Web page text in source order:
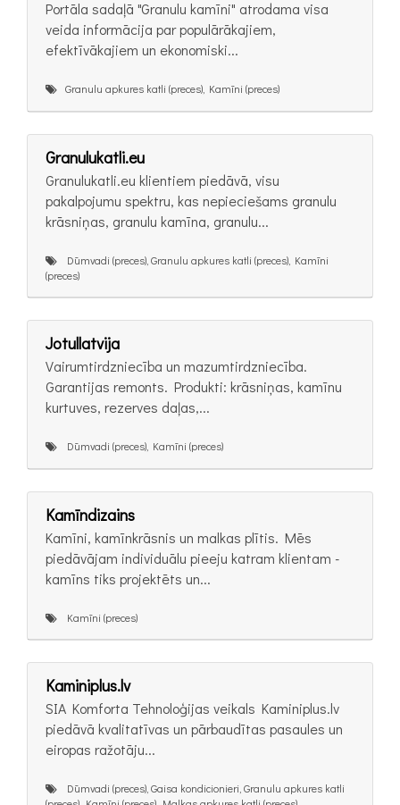
Portāla sadaļā "Granulu kamīni" atrodama visa
veida informācija par populārākajiem,
efektīvākajiem un ekonomiski...
Granulu apkures katli (preces), Kamīni (preces)
Granulukatli.eu
Granulukatli.eu klientiem piedāvā, visu
pakalpojumu spektru, kas nepieciešams granulu
krāsniņas, granulu kamīna, granulu...
Dūmvadi (preces), Granulu apkures katli (preces), Kamīni
(preces)
Jotullatvija
Vairumtirdzniecība un mazumtirdzniecība.
Garantijas remonts. Produkti: krāsniņas, kamīnu
kurtuves, rezerves daļas,...
Dūmvadi (preces), Kamīni (preces)
Kamīndizains
Kamīni, kamīnkrāsnis un malkas plītis. Mēs
piedāvājam individuālu pieeju katram klientam -
kamīns tiks projektēts un...
Kamīni (preces)
Kaminiplus.lv
SIA Komforta Tehnoloģijas veikals Kaminiplus.lv
piedāvā kvalitatīvas un pārbaudītas pasaules un
eiropas ražotāju...
Dūmvadi (preces), Gaisa kondicionieri, Granulu apkures katli